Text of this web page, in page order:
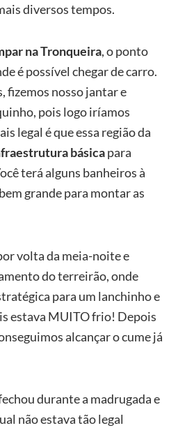
diversos tempos.
na Tronqueira, o ponto
é possível chegar de carro.
fizemos nosso jantar e
pois logo iríamos
legal é que essa região da
básicapara
terá alguns banheiros à
grande para montar as
volta da meia-noite e
do terreirão, onde
para um lanchinho e
estava MUITO frio! Depois
alcançar o cume já
durante a madrugada e
não estava tão legal